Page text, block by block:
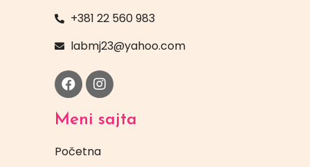
+381 22 560 983
labmj23@yahoo.com
Meni sajta
Početna